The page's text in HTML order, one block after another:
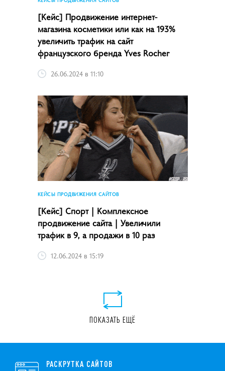
[Кейс] Продвижение интернет-
магазина косметики или как на 193%
увеличить трафик на сайт
французского бренда Yves Rocher
26.06.2024 в 11:10
КЕЙСЫ ПРОДВИЖЕНИЯ САЙТОВ
[Кейс] Спорт | Комплексное
продвижение сайта | Увеличили
трафик в 9, а продажи в 10 раз
12.06.2024 в 15:19
ПОКАЗАТЬ ЕЩЁ
РАСКРУТКА САЙТОВ